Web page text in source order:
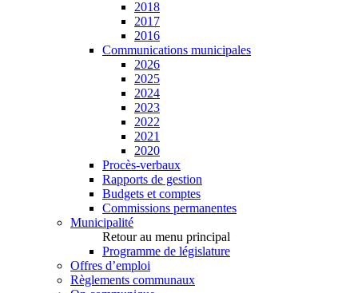
2018
2017
2016
Communications municipales
2026
2025
2024
2023
2022
2021
2020
Procès-verbaux
Rapports de gestion
Budgets et comptes
Commissions permanentes
Municipalité
Retour au menu principal
Programme de législature
Offres d’emploi
Règlements communaux